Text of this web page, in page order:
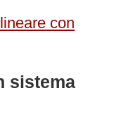
con
sistema